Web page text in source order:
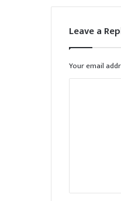
Leave a
Your email